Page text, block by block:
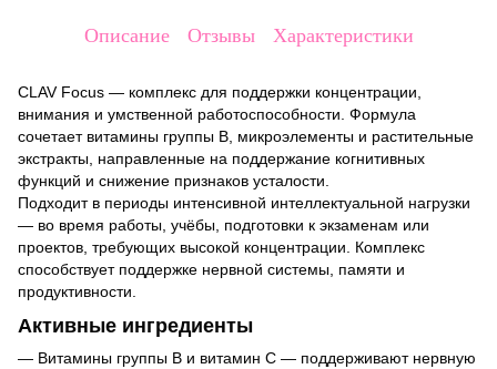
Описание Отзывы Характеристики
CLAV Focus — комплекс для поддержки концентрации,
внимания и умственной работоспособности. Формула
сочетает витамины группы B, микроэлементы и растительные
экстракты, направленные на поддержание когнитивных
функций и снижение признаков усталости.
Подходит в периоды интенсивной интеллектуальной нагрузки
— во время работы, учёбы, подготовки к экзаменам или
проектов, требующих высокой концентрации. Комплекс
способствует поддержке нервной системы, памяти и
продуктивности.
Активные ингредиенты
— Витамины группы B и витамин C — поддерживают нервную